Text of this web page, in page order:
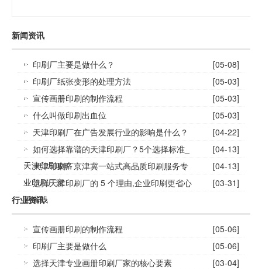
新闻资讯
印刷厂主要是做什么？
[05-08]
印刷厂纸张变形的处理方法
[05-03]
宣传画册印刷的制作流程
[05-03]
什么叫做印刷出血位
[05-03]
天津印刷厂在广告发展行业的影响是什么？
[04-22]
如何选择靠谱的天津印刷厂？5个选择标准_
天津印刷攻略
[04-13]
天津印刷厂京津冀一站式高品质印刷服务专
业印刷厂家
[04-13]
选择天津印刷厂的 5 个理由,企业印刷更省心
更省钱
[03-31]
行业资讯
宣传画册印刷的制作流程
[05-06]
印刷厂主要是做什么
[05-06]
选择天津专业画册印刷厂家的核心要素
[03-04]